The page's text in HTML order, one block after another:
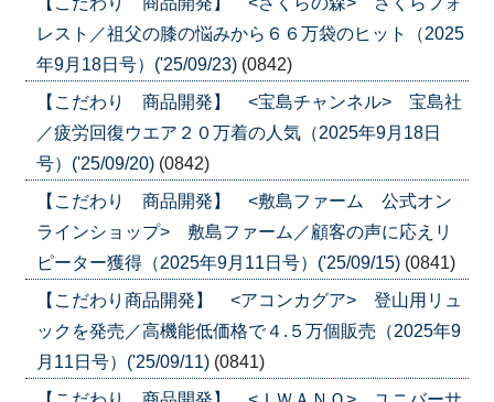
レスト／祖父の膝の悩みから６６万袋のヒット（2025
年9月18日号）('25/09/23) (0842)
【こだわり 商品開発】 <宝島チャンネル> 宝島社
／疲労回復ウエア２０万着の人気（2025年9月18日
号）('25/09/20) (0842)
【こだわり 商品開発】 <敷島ファーム 公式オン
ラインショップ> 敷島ファーム／顧客の声に応えリ
ピーター獲得（2025年9月11日号）('25/09/15) (0841)
【こだわり商品開発】 <アコンカグア> 登山用リュ
ックを発売／高機能低価格で４.５万個販売（2025年9
月11日号）('25/09/11) (0841)